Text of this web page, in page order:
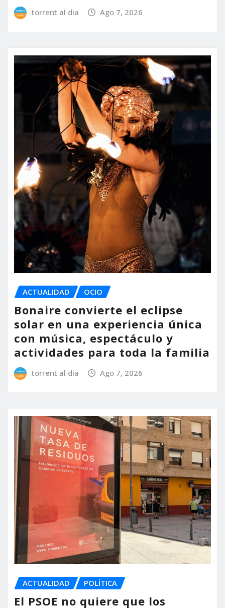
torrent al dia Ago 7, 2026
ACTUALIDAD OCIO
Bonaire convierte el eclipse
solar en una experiencia única
con música, espectáculo y
actividades para toda la familia
torrent al dia Ago 7, 2026
ACTUALIDAD POLÍTICA
El PSOE no quiere que los